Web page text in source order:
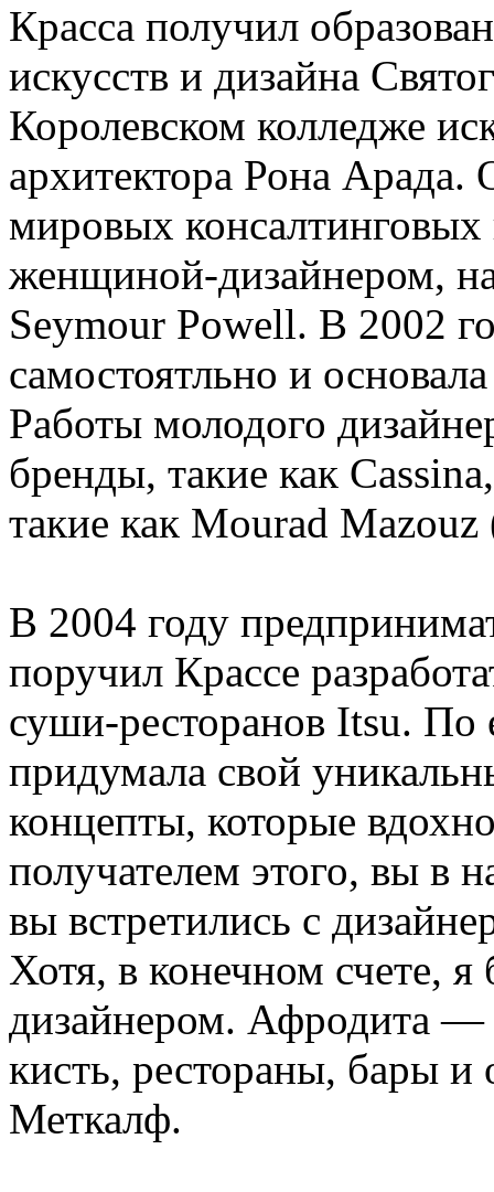
Красса получил
искусств и дизайна
Королевском колледже
архитектора Рона
мировых консалтинговых
женщиной-дизайнером,
Seymour Powell. В 2002
самостоятльно и
Работы молодого
бренды, такие как
такие как Mourad
В 2004 году
поручил Крассе
суши-ресторанов Itsu. По
придумала свой
концепты, которые
получателем этого, вы в
вы встретились с
Хотя, в конечном счете,
дизайнером. Афродита —
кисть, рестораны, бары и
Меткалф.